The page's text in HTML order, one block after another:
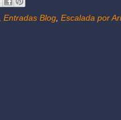
Entradas Blog Escalada por